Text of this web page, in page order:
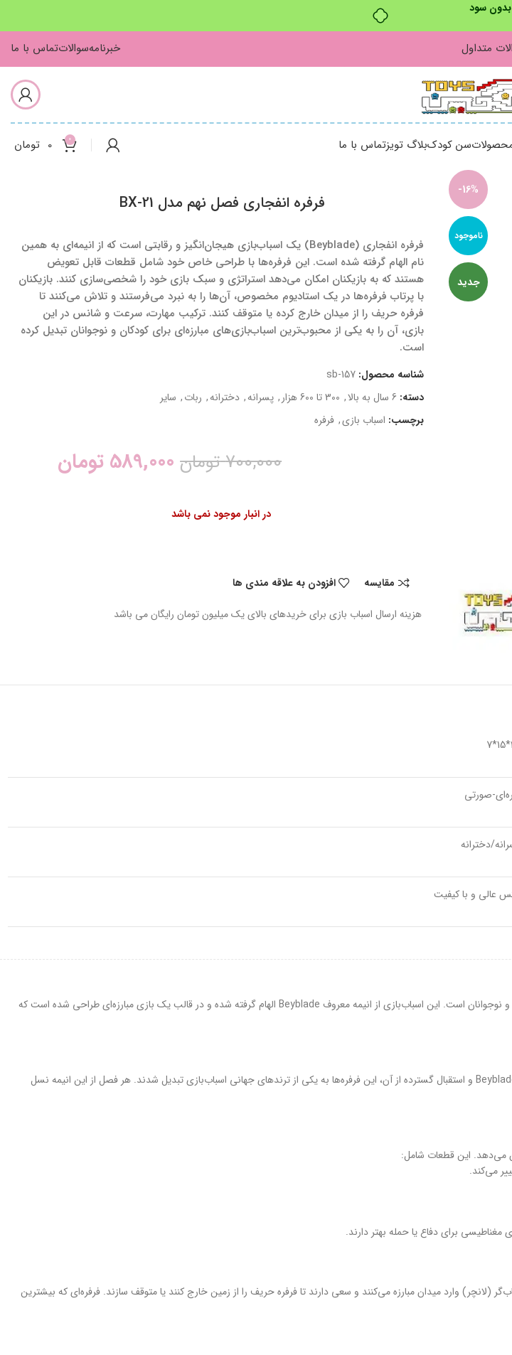
سود
متداول خبرنامهسوالاتتماس با ما
سن کودکبلاگ تویزتماس با ما 0
0 تومان
-16%
ناموجود
جدید
فرفره انفجاری فصل نهم مدل BX-21
فرفره انفجاری (Beyblade) یک اسباب‌بازی هیجان‌انگیز و رقابتی است که از انیمه‌ای به همین
نام الهام گرفته شده است. این فرفره‌ها با طراحی خاص خود شامل قطعات قابل تعویض
هستند که به بازیکنان امکان می‌دهد استراتژی و سبک بازی خود را شخصی‌سازی کنند. بازیکنان
با پرتاب فرفره‌ها در یک استادیوم مخصوص، آن‌ها را به نبرد می‌فرستند و تلاش می‌کنند تا
فرفره حریف را از میدان خارج کرده یا متوقف کنند. ترکیب مهارت، سرعت و شانس در این
بازی، آن را به یکی از محبوب‌ترین اسباب‌بازی‌های مبارزه‌ای برای کودکان و نوجوانان تبدیل کرده
است.
شناسه محصول: sb-157
دسته: 6 سال به بالا , 300 تا 600 هزار , پسرانه, دخترانه, ربات, سایر
برچسب: اسباب بازی, فرفره
700,000 تومان 589,000 تومان
در انبار موجود نمی باشد
مقایسه افزودن به علاقه مندی ها
هزینه ارسال اسباب بازی برای خریدهای بالای یک میلیون تومان رایگان می باشد
صورتی
دخترانه
عالی و با کیفیت
فرفره انفجاری، که با نام Beyblade شناخته می‌شود، یکی از محبوب‌ترین اسباب‌بازی‌های رقابتی در بین کودکان و نوجوانان است. این اسباب‌بازی از انیمه معروف Beyblade الهام گرفته شده و در قالب یک بازی مبارزه‌ای طراحی شده است که
فرفره‌های انفجاری اولین بار در اوایل دهه ۲۰۰۰ توسط شرکت تاکارا تومی در ژاپن عرضه شدند. با انتشار انیمه Beyblade و استقبال گسترده از آن، این فرفره‌ها به یکی از ترندهای جهانی اسباب‌بازی تبدیل شدند. هر فصل از این انیمه نسل
می‌دهد. این قطعات شامل:
برای دفاع یا حمله بهتر دارند.
(لانچر) وارد میدان مبارزه می‌کنند و سعی دارند تا فرفره حریف را از زمین خارج کنند یا متوقف سازند. فرفره‌ای که بیشترین